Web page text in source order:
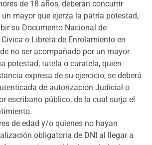
de 18 años, deberán concurrir
mayor que ejerza la patria potestad,
su Documento Nacional de
o Libreta de Enrolamiento en
no ser acompañado por un mayor
potestad, tutela o curatela, quien
expresa de su ejercicio, se deberá
de autorización Judicial o
escribano público, de la cual surja el
de edad y/o quienes no hayan
obligatoria de DNI al llegar a